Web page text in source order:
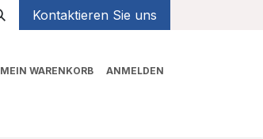
Kontaktieren Sie uns
MEIN WARENKORB ANMELDEN